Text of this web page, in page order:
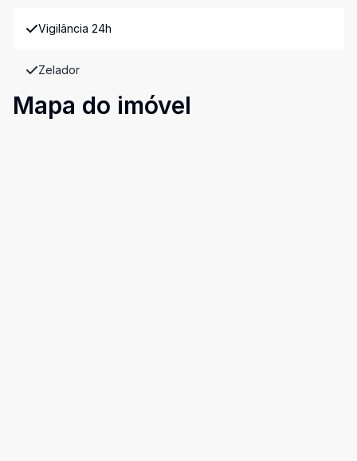
Vigilância 24h
Zelador
Mapa do imóvel